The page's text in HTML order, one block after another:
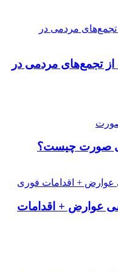
تجمع‌های مردمی در
صورت چیست؟
عوارض + اقدامات